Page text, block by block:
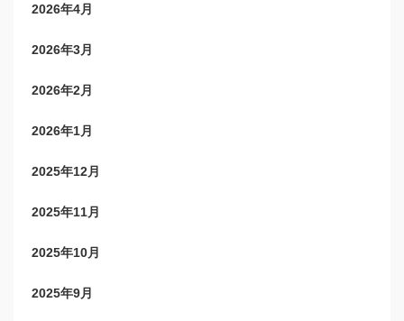
2026年4月
2026年3月
2026年2月
2026年1月
2025年12月
2025年11月
2025年10月
2025年9月